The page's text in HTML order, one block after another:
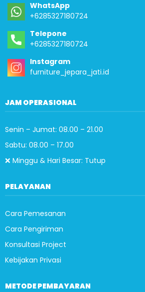
WhatsApp
+6285327180724
Telepone
+6285327180724
Instagram
furniture_jepara_jati.id
JAM OPERASIONAL
Senin – Jumat: 08.00 – 21.00
Sabtu: 08.00 – 17.00
❌ Minggu & Hari Besar: Tutup
PELAYANAN
Cara Pemesanan
Cara Pengiriman
Konsultasi Project
Kebijakan Privasi
METODE PEMBAYARAN